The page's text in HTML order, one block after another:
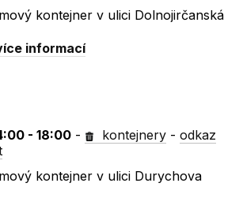
kontejner v ulici Dolnojirčanská
informací
- 18:00 - kontejnery -odkaz
kontejner v ulici Durychova